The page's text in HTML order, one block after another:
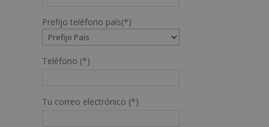
Prefijo teléfono país(*)
Teléfono (*)
Tu correo electrónico (*)